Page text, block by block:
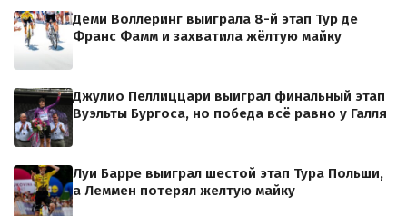
Деми Воллеринг выиграла 8-й этап Тур де
Франс Фамм и захватила жёлтую майку
Джулио Пеллиццари выиграл финальный этап
Вуэльты Бургоса, но победа всё равно у Галля
Луи Барре выиграл шестой этап Тура Польши,
а Леммен потерял желтую майку